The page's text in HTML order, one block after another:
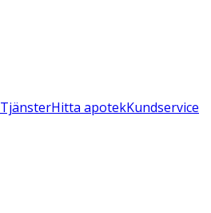
TjänsterHitta apotekKundservice